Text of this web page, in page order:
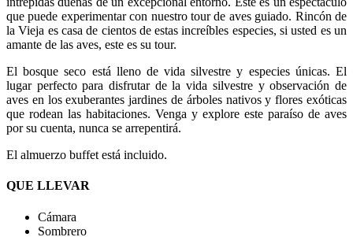
que puede experimentar con nuestro tour de aves guiado. Rincón de
la Vieja es casa de cientos de estas increíbles especies, si usted es un
amante de las aves, este es su tour.
El bosque seco está lleno de vida silvestre y especies únicas. El
lugar perfecto para disfrutar de la vida silvestre y observación de
aves en los exuberantes jardines de árboles nativos y flores exóticas
que rodean las habitaciones. Venga y explore este paraíso de aves
por su cuenta, nunca se arrepentirá.
El almuerzo buffet está incluido.
QUE LLEVAR
Cámara
Sombrero